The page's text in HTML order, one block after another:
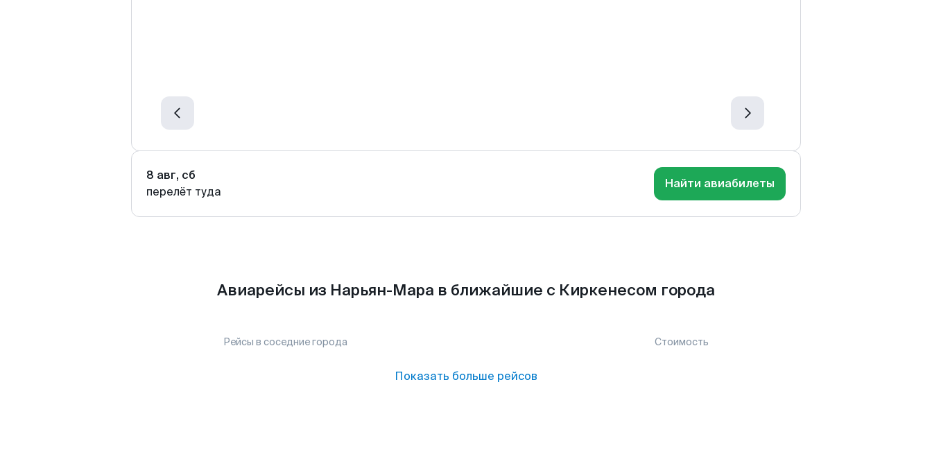
8 авг, сб
перелёт туда
Найти авиабилеты
Авиарейсы из Нарьян-Мара в ближайшие с Киркенесом города
Рейсы в соседние города Стоимость
Показать больше рейсов